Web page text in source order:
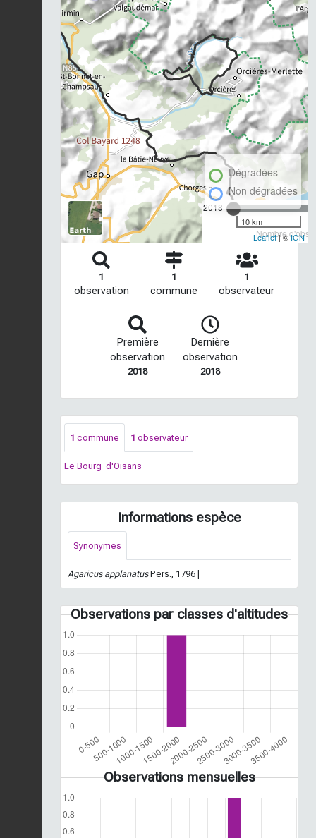
2018
Nombre
Dégradées
Non dégradées
10 km
Leaflet| ©IGN
1
observation
1
commune
1
observateur
Première
observation
2018
Dernière
observation
2018
1 commune 1 observateur
Le Bourg-d'Oisans
Informations espèce
Synonymes
Agaricus applanatusPers., 1796 |
Observations par classes d'altitudes
Observations mensuelles